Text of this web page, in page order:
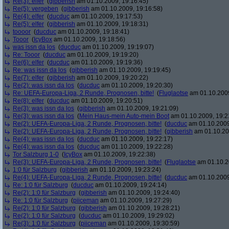
Re(5): vergeben (gibberish am 01.10.2009, 19:16:58)
Re(4): elfer (ducduc am 01.10.2009, 19:17:53)
Re(5): elfer (gibberish am 01.10.2009, 19:18:31)
toooor (ducduc am 01.10.2009, 19:18:41)
Tooor ( IcyBox am 01.10.2009, 19:18:56)
was issn da los (ducduc am 01.10.2009, 19:19:07)
Re: Tooor (ducduc am 01.10.2009, 19:19:20)
Re(6): elfer (ducduc am 01.10.2009, 19:19:36)
Re: was issn da los (gibberish am 01.10.2009, 19:19:45)
Re(7): elfer (gibberish am 01.10.2009, 19:20:22)
Re(2): was issn da los (ducduc am 01.10.2009, 19:20:30)
Re: UEFA-Europa-Liga, 2 Runde, Prognosen, bitte! (Fluglaotse am
Re(8): elfer (ducduc am 01.10.2009, 19:20:51)
Re(3): was issn da los (gibberish am 01.10.2009, 19:21:09)
Re(3): was issn da los (Mein Haus-mein Auto-mein Boot am 01.10.2009,
Re(2): UEFA-Europa-Liga, 2 Runde, Prognosen, bitte! (ducduc am
Re(2): UEFA-Europa-Liga, 2 Runde, Prognosen, bitte! (gibberish am
Re(4): was issn da los (ducduc am 01.10.2009, 19:22:17)
Re(4): was issn da los (ducduc am 01.10.2009, 19:22:28)
Tor Salzburg 1-0 ( IcyBox am 01.10.2009, 19:22:38)
Re(3): UEFA-Europa-Liga, 2 Runde, Prognosen, bitte! (Fluglaotse am
1:0 für Salzburg (gibberish am 01.10.2009, 19:23:24)
Re(4): UEFA-Europa-Liga, 2 Runde, Prognosen, bitte! (ducduc am
Re: 1:0 für Salzburg (ducduc am 01.10.2009, 19:24:14)
Re(2): 1:0 für Salzburg (gibberish am 01.10.2009, 19:24:40)
Re: 1:0 für Salzburg (piiceman am 01.10.2009, 19:27:29)
Re(2): 1:0 für Salzburg (gibberish am 01.10.2009, 19:28:21)
Re(2): 1:0 für Salzburg (ducduc am 01.10.2009, 19:29:02)
Re(3): 1:0 für Salzburg (piiceman am 01.10.2009, 19:30:59)